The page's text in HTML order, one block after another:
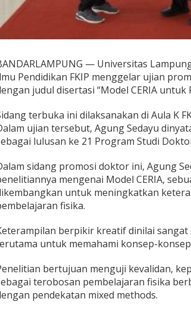
v
a
i
o
d
e
l
E
R
I
A
n
t
u
k
P
m
b
a
j
a
— Universitas
Pendidikan FKIP menggelar ujian
judul disertasi “Model CERIA untuk
terbuka ini dilaksanakan di Aula K
ujian tersebut, Agung Sedayu
lulusan ke 21 Program Studi
sidang promosi doktor ini, Agung
mengenai Model CERIA,
untuk meningkatkan
fisika.
berpikir kreatif dinilai sangat
untuk memahami konsep-
bertujuan menguji kevalidan,
terobosan pembelajaran fisika
pendekatan mixed methods.